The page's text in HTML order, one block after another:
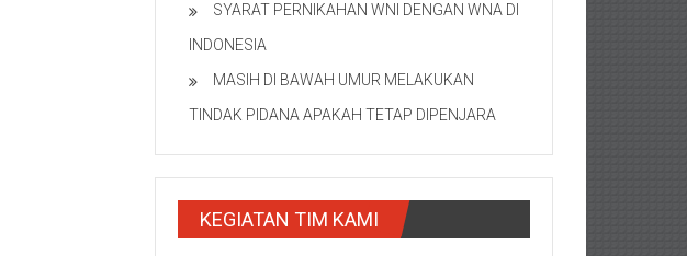
SYARAT PERNIKAHAN WNI DENGAN WNA DI
INDONESIA
MASIH DI BAWAH UMUR MELAKUKAN
TINDAK PIDANA APAKAH TETAP DIPENJARA
KEGIATAN TIM KAMI